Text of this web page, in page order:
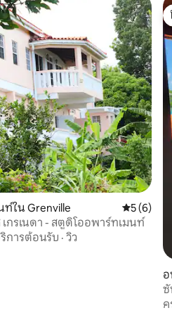
ใน Grenville คะแนนเฉลี่
5 (6)
วิลล่าไฮท์ส เกรเนดา - สตูดิโออพาร์ทเมนท์
การต้อนรับ · วิว
อ
ซั